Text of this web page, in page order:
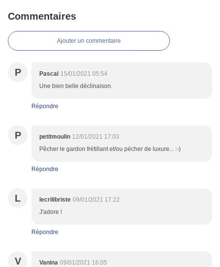
Commentaires
Ajouter un commentaire
P Pascal 15/01/2021 05:54
Une bien belle déclinaison.
Répondre
P petitmoulin 12/01/2021 17:03
Pêcher le gardon frétillant et/ou pécher de luxure... :-)
Répondre
L lecrilibriste 09/01/2021 17:22
J'adore !
Répondre
V Vanina 09/01/2021 16:05